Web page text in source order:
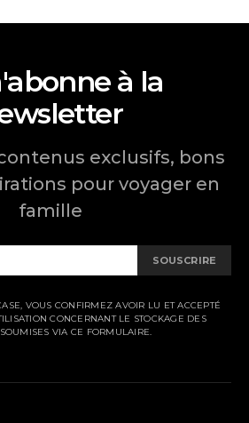
à la
exclusifs, bons
pour voyager en
famille
SOUSCRIRE
VOUS CONFIRMEZ AVOIR LU ET ACCEPTÉ
CONCERNANT LE STOCKAGE DES
VIA CE FORMULAIRE.